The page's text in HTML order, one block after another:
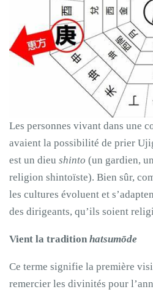
Les personnes vivant dans une
avaient la possibilité de prier
est un dieu shinto (un gardien,
religion shintoïste). Bien sûr,
les cultures évoluent et
des dirigeants, qu’ils soient
Vient la tradition hatsumōde
Ce terme signifie la première
remercier les divinités pour